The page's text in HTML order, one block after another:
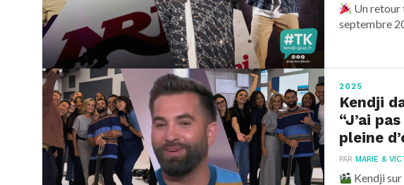
Un retour
septembre
2025
Kendji
“J’ai
pleine
PARMARIE &
Kendji